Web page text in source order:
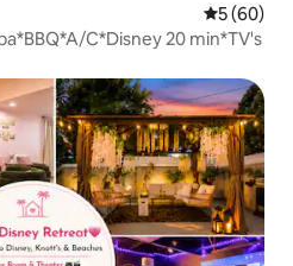
5 (60)
C*Disney 20 min*TV's